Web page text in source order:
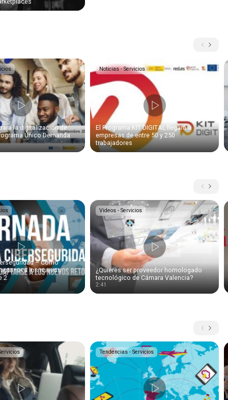
la digitalización de
Único Demanda
Noticias - Servicios
El Programa KIT DIGITAL llegará a
empresas de entre 50 y 250
trabajadores
– Cómo
a los nuevos
2
Videos - Servicios
¿Quieres ser proveedor homologado
tecnológico de Cámara Valencia?
2:41
Tendencias - Servicios